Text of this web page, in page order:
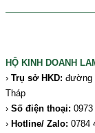
HỘ KINH DOANH
› Trụ sở HKD: đường
Tháp
› Số điện thoại:
› Hotline/ Zalo: 0784